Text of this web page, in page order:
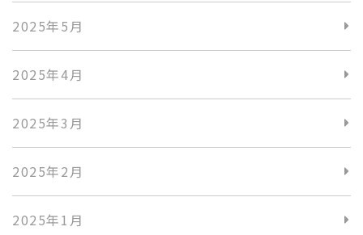
2025年5月
2025年4月
2025年3月
2025年2月
2025年1月